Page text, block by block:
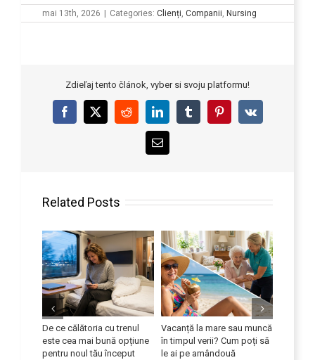
mai 13th, 2026 Categories: Clienți, Companii, Nursing
Zdieľaj tento článok, vyber si svoju platformu!
Facebook
X RedditLinkedInTumblrPinterest
Vk
Email
Related Posts
De ce călătoria cu trenul
este cea mai bună opțiune
pentru noul tău început
Vacanță la mare sau muncă
în timpul verii? Cum poți să
le ai pe amândouă